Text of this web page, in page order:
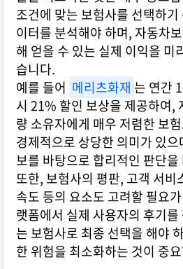
조건에 맞는 보험사를 선택하
이터를 분석해야 하며, 자동차
해 얻을 수 있는 실제 이익을 미
습니다.
예를 들어 메리츠화재 는 연간
시 21% 할인 보상을 제공하여,
량 소유자에게 매우 저렴한 보
경제적으로 상당한 의미가 있
보를 바탕으로 합리적인 판단
또한, 보험사의 평판, 고객 서비
속도 등의 요소도 고려할 필요
랫폼에서 실제 사용자의 후기
는 보험사로 최종 선택을 해야
한 위험을 최소화하는 것이 중